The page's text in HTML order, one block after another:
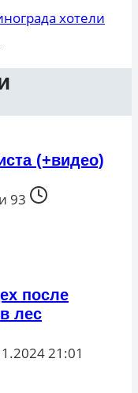
хотели
(+видео)
93
после
лес
21:01